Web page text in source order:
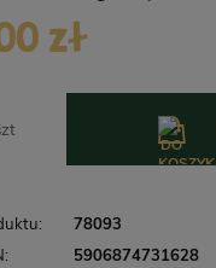
zł
78093
5906874731628